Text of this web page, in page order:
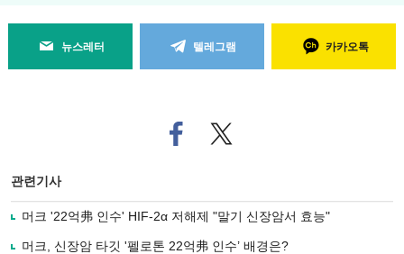
뉴스레터 텔레그램 카카오톡
페
이
로
기
사
트위
터로
관련기사
머크 '22억弗 인수' HIF-2α 저해제 "말기 신장암서 효능"
머크, 신장암 타깃 '펠로톤 22억弗 인수’ 배경은?